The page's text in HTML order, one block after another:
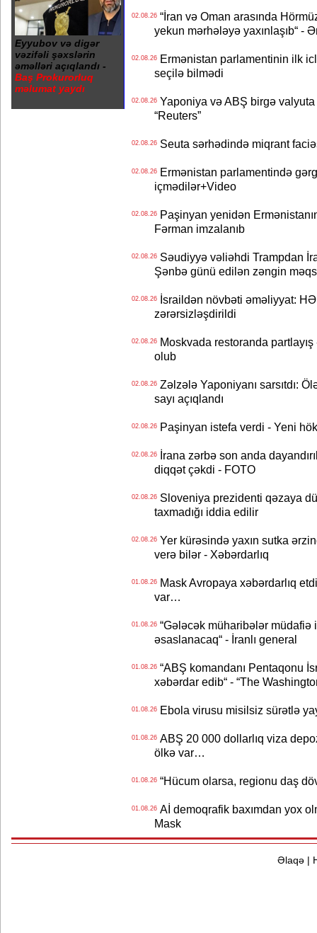
Eyyubov və digər
vəzifəli şəxslərin
əməlləri açıqlandı -
Baş Prokurorluq
məlumat yaydı
02.08.26“İran və Oman arasında
yekun mərhələyə yaxınlaşıb“ -
02.08.26Ermənistan parlamentinin ilk
seçilə bilmədi
02.08.26Yaponiya və ABŞ birgə valyuta
“Reuters”
02.08.26Seuta sərhədində miqrant
02.08.26Ermənistan parlamentində
içmədilər+Video
02.08.26Paşinyan yenidən
Fərman imzalanıb
02.08.26Səudiyyə vəliəhdi Trampdan
Şənbə günü edilən zəngin
02.08.26İsraildən növbəti əməliyyat:
zərərsizləşdirildi
02.08.26Moskvada restoranda
olub
02.08.26Zəlzələ Yaponiyanı sarsıtdı:
sayı açıqlandı
02.08.26Paşinyan istefa verdi - Yeni
02.08.26İrana zərbə son anda
diqqət çəkdi - FOTO
02.08.26Sloveniya prezidenti qəzaya
taxmadığı iddia edilir
02.08.26Yer kürəsində yaxın sutka
verə bilər - Xəbərdarlıq
01.08.26Mask Avropaya xəbərdarlıq
var…
01.08.26“Gələcək müharibələr müdafiə
əsaslanacaq“ - İranlı general
01.08.26“ABŞ komandanı Pentaqonu
xəbərdar edib“ - “The
01.08.26Ebola virusu misilsiz sürətlə
01.08.26ABŞ 20 000 dollarlıq viza
ölkə var…
01.08.26“Hücum olarsa, regionu daş
01.08.26Aİ demoqrafik baxımdan yox
Mask
Əlaqə|